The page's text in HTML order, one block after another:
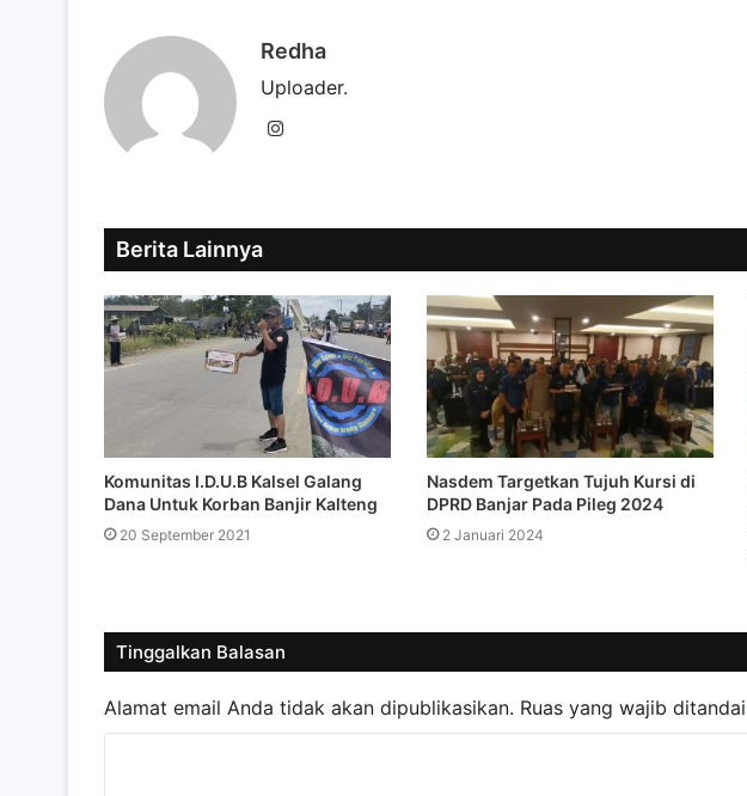
Redha
Uploader.
Instagram
Berita Lainnya
Komunitas I.D.U.B Kalsel Galang
Dana Untuk Korban Banjir Kalteng
20 September 2021
Nasdem Targetkan Tujuh Kursi di
DPRD Banjar Pada Pileg 2024
2 Januari 2024
Tinggalkan Balasan
Alamat email Anda tidak akan dipublikasikan. Ruas yang wajib ditandai